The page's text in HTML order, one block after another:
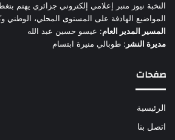
النخبة نيوز منبر إعلامي إلكتروني جزائري يهتم
المواضيع الهادفة على المستوى المحلي، الوطني
المسير المدير العام: عيسو حسين عبد الله
مديرة النشر : طوبالي منيرة ابتسام
صفحات
الرئيسية
اتصل بنا